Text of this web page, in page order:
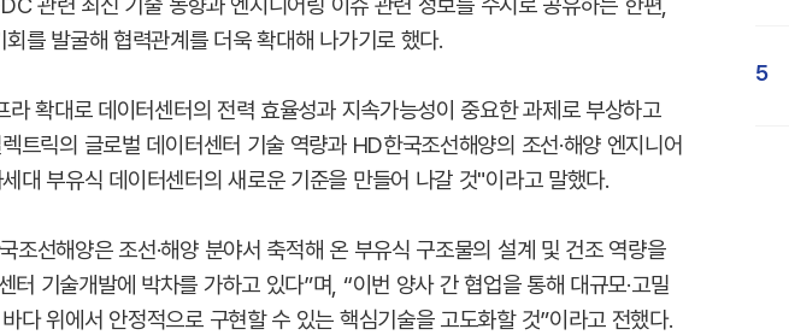
회를 발굴해 협력관계를 더욱 확대해 나가기로 했다.
라 확대로 데이터센터의 전력 효율성과 지속가능성이 중요한 과제로 부상하고
트릭의 글로벌 데이터센터 기술 역량과 HD한국조선해양의 조선·해양 엔지니어
대 부유식 데이터센터의 새로운 기준을 만들어 나갈 것"이라고 말했다.
조선해양은 조선·해양 분야서 축적해 온 부유식 구조물의 설계 및 건조 역량을
터 기술개발에 박차를 가하고 있다”며, “이번 양사 간 협업을 통해 대규모·고밀
다 위에서 안정적으로 구현할 수 있는 핵심기술을 고도화할 것”이라고 전했다.
5